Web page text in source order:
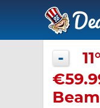
- 11°